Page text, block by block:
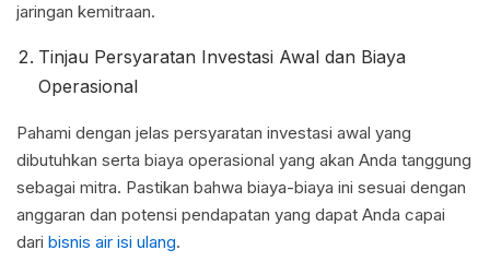
jaringan kemitraan.
Tinjau Persyaratan Investasi Awal dan Biaya
Operasional
Pahami dengan jelas persyaratan investasi awal yang
dibutuhkan serta biaya operasional yang akan Anda tanggung
sebagai mitra. Pastikan bahwa biaya-biaya ini sesuai dengan
anggaran dan potensi pendapatan yang dapat Anda capai
dari bisnis air isi ulang.